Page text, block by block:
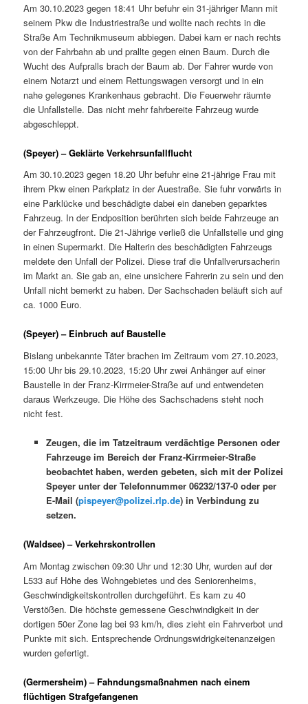
Am 30.10.2023 gegen 18:41 Uhr befuhr ein 31-jähriger Mann mit
seinem Pkw die Industriestraße und wollte nach rechts in die
Straße Am Technikmuseum abbiegen. Dabei kam er nach rechts
von der Fahrbahn ab und prallte gegen einen Baum. Durch die
Wucht des Aufpralls brach der Baum ab. Der Fahrer wurde von
einem Notarzt und einem Rettungswagen versorgt und in ein
nahe gelegenes Krankenhaus gebracht. Die Feuerwehr räumte
die Unfallstelle. Das nicht mehr fahrbereite Fahrzeug wurde
abgeschleppt.
(Speyer) – Geklärte Verkehrsunfallflucht
Am 30.10.2023 gegen 18.20 Uhr befuhr eine 21-jährige Frau mit
ihrem Pkw einen Parkplatz in der Auestraße. Sie fuhr vorwärts in
eine Parklücke und beschädigte dabei ein daneben geparktes
Fahrzeug. In der Endposition berührten sich beide Fahrzeuge an
der Fahrzeugfront. Die 21-Jährige verließ die Unfallstelle und ging
in einen Supermarkt. Die Halterin des beschädigten Fahrzeugs
meldete den Unfall der Polizei. Diese traf die Unfallverursacherin
im Markt an. Sie gab an, eine unsichere Fahrerin zu sein und den
Unfall nicht bemerkt zu haben. Der Sachschaden beläuft sich auf
ca. 1000 Euro.
(Speyer) – Einbruch auf Baustelle
Bislang unbekannte Täter brachen im Zeitraum vom 27.10.2023,
15:00 Uhr bis 29.10.2023, 15:20 Uhr zwei Anhänger auf einer
Baustelle in der Franz-Kirrmeier-Straße auf und entwendeten
daraus Werkzeuge. Die Höhe des Sachschadens steht noch
nicht fest.
Zeugen, die im Tatzeitraum verdächtige Personen oder
Fahrzeuge im Bereich der Franz-Kirrmeier-Straße
beobachtet haben, werden gebeten, sich mit der Polizei
Speyer unter der Telefonnummer 06232/137-0 oder per
E-Mail (pispeyer@polizei.rlp.de) in Verbindung zu
setzen.
(Waldsee) – Verkehrskontrollen
Am Montag zwischen 09:30 Uhr und 12:30 Uhr, wurden auf der
L533 auf Höhe des Wohngebietes und des Seniorenheims,
Geschwindigkeitskontrollen durchgeführt. Es kam zu 40
Verstößen. Die höchste gemessene Geschwindigkeit in der
dortigen 50er Zone lag bei 93 km/h, dies zieht ein Fahrverbot und
Punkte mit sich. Entsprechende Ordnungswidrigkeitenanzeigen
wurden gefertigt.
(Germersheim) – Fahndungsmaßnahmen nach einem
flüchtigen Strafgefangenen